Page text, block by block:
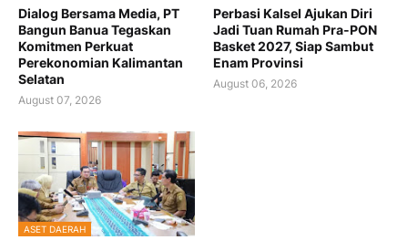
Dialog Bersama Media, PT
Bangun Banua Tegaskan
Komitmen Perkuat
Perekonomian Kalimantan
Selatan
August 07, 2026
Perbasi Kalsel Ajukan Diri
Jadi Tuan Rumah Pra-PON
Basket 2027, Siap Sambut
Enam Provinsi
August 06, 2026
ASET DAERAH